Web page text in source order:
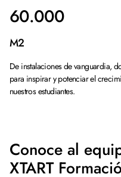
60.000
M2
De instalaciones de vanguardia,
para inspirar y potenciar el
nuestros estudiantes.
Conoce al
XTART